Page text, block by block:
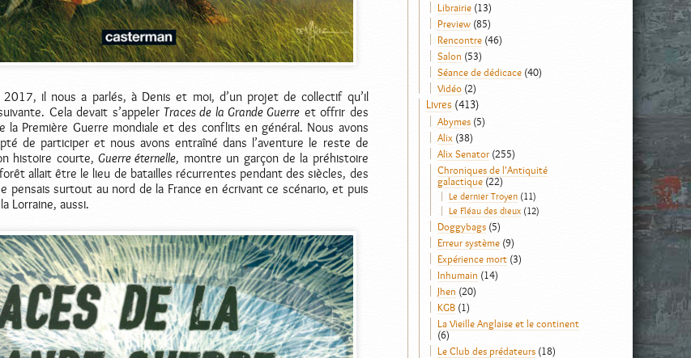
2017, il nous a parlés, à Denis et moi, d’un projet de collectif qu’il
Cela devait s’appeler Traces de la Grande Guerre et offrir des
la Première Guerre mondiale et des conflits en général. Nous avons
de participer et nous avons entraîné dans l’aventure le reste de
histoire courte,Guerre éternelle, montre un garçon de la préhistoire
allait être le lieu de batailles récurrentes pendant des siècles, des
pensais surtout au nord de la France en écrivant ce scénario, et puis
Lorraine, aussi.
Librairie(13)
Preview(85)
Rencontre(46)
Salon (53)
Séance de dédicace(40)
Vidéo(2)
Livres (413)
Abymes(5)
Alix (38)
Alix Senator(255)
Chroniques de l'Antiquité
galactique(22)
Le dernier Troyen(11)
Le Fléau des dieux(12)
Doggybags(5)
Erreur système(9)
Expérience mort(3)
Inhumain (14)
Jhen (20)
KGB(1)
La Vieille Anglaise et le continent
(6)
Le Club des prédateurs(18)